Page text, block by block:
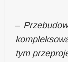
–
tym